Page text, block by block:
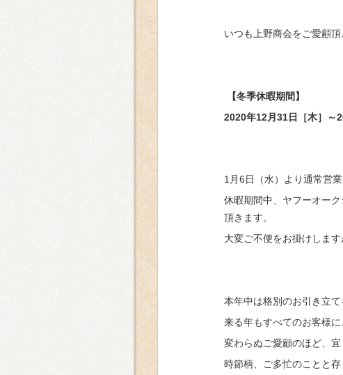
いつも上野商会をご愛顧
【冬季休暇期間】
2020年12月31日［木］～
1月6日（水）より通常営業
休暇期間中、ヤフーオー
頂きます。
大変ご不便をお掛けします
本年中は格別のお引き立
来る年もすべてのお客様
変わらぬご愛顧のほど、宜
時節柄、ご多忙のことと